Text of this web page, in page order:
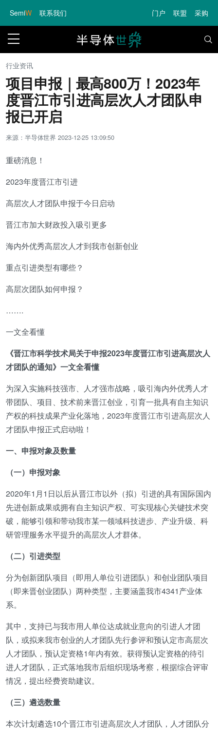
SemiW 联系我们 门户 联盟 采购
行业资讯
项目申报｜最高800万！2023年
度晋江市引进高层次人才团队申
报已开启
来源：半导体世界2023-12-25 13:09:50
重磅消息！
2023年度晋江市引进
高层次人才团队申报于今日启动
晋江市加大财政投入吸引更多
海内外优秀高层次人才到我市创新创业
重点引进类型有哪些？
高层次团队如何申报？
…….
一文全看懂
《晋江市科学技术局关于申报2023年度晋江市引进高层次人
才团队的通知》一文全看懂
为深入实施科技强市、人才强市战略，吸引海内外优秀人才
带团队、项目、技术前来晋江创业，引育一批具有自主知识
产权的科技成果产业化落地，2023年度晋江市引进高层次人
才团队申报正式启动啦！
一、申报对象及数量
（一）申报对象
2020年1月1日以后从晋江市以外（拟）引进的具有国际国内
先进创新成果或拥有自主知识产权、可实现核心关键技术突
破，能够引领和带动我市某一领域科技进步、产业升级、科
研管理服务水平提升的高层次人才群体。
（二）引进类型
分为创新团队项目（即用人单位引进团队）和创业团队项目
（即来晋创业团队）两种类型，主要涵盖我市4341产业体
系。
其中，支持已与我市用人单位达成就业意向的引进人才团
队，或拟来我市创业的人才团队先行参评和预认定市高层次
人才团队，预认定资格1年内有效。获得预认定资格的待引
进人才团队，正式落地我市后组织现场考察，根据综合评审
情况，提出经费资助建议。
（三）遴选数量
本次计划遴选10个晋江市引进高层次人才团队，人才团队分